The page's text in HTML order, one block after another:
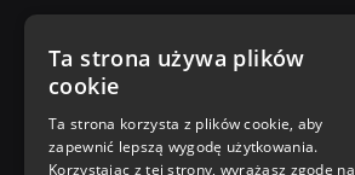
Zakupy u nas
Nasza oferta
Ta strona używa plików
cookie
Ta strona korzysta z plików cookie, aby
zapewnić lepszą wygodę użytkowania.
Korzystając z tej strony, wyrażasz zgodę na